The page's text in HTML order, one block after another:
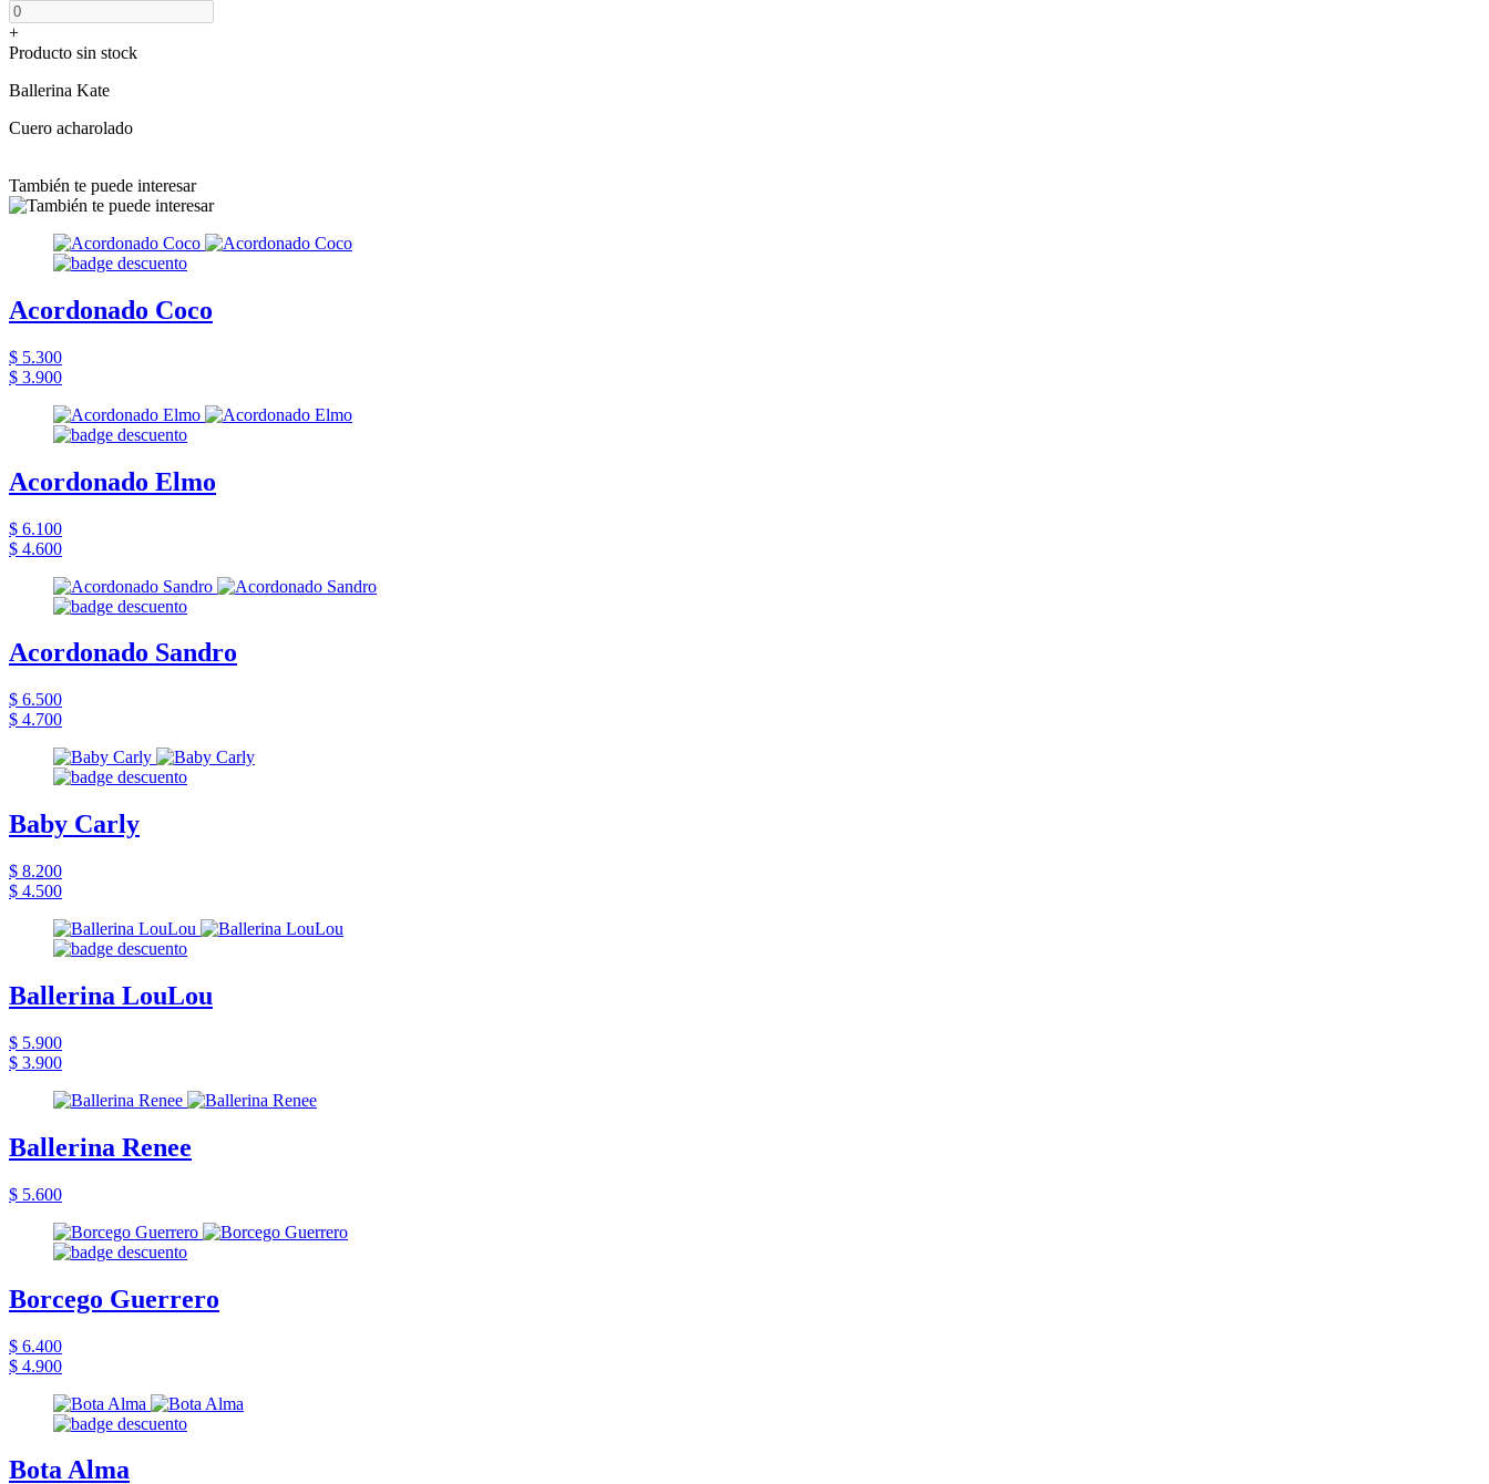
+
Producto sin stock
Ballerina Kate
Cuero acharolado
También te puede interesar
Acordonado Coco
$ 5.300
$ 3.900
Acordonado Elmo
$ 6.100
$ 4.600
Acordonado Sandro
$ 6.500
$ 4.700
Baby Carly
$ 8.200
$ 4.500
Ballerina LouLou
$ 5.900
$ 3.900
Ballerina Renee
$ 5.600
Borcego Guerrero
$ 6.400
$ 4.900
Bota Alma